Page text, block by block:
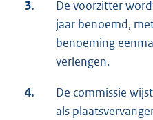
3.
De voorzitter
jaar benoemd,
benoeming
verlengen.
4.
De commissie
als